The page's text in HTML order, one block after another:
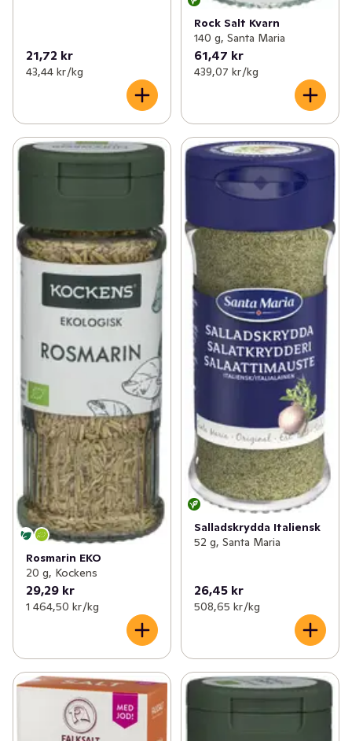
21,72 kr
43,44 kr /kg
Rock Salt Kvarn
140 g, Santa Maria
61,47 kr
439,07 kr /kg
Rosmarin EKO
20 g, Kockens
29,29 kr
1 464,50 kr /kg
Salladskrydda Italiensk
52 g, Santa Maria
26,45 kr
508,65 kr /kg